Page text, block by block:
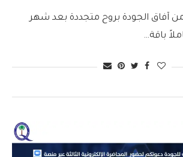
آفاق الجودة بروح متجددة بعد شهر
باقة…